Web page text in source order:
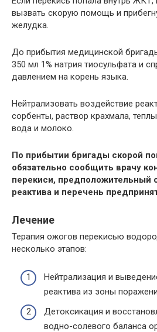
вызвать скорую помощь и
желудка.
До прибытия медицинской
350 мл 1% натрия тиосульфата и
давлением на корень языка.
Нейтрализовать воздействие
сорбенты, раствор крахмала,
вода и молоко.
По прибытии бригады скорой
обязательно сообщить врачу
перекиси, предположительный
реактива и перечень
Лечение
Терапия ожогов перекисью
несколько этапов:
Нейтрализация и
реактива из зоны
Детоксикация и
водно-солевого баланса